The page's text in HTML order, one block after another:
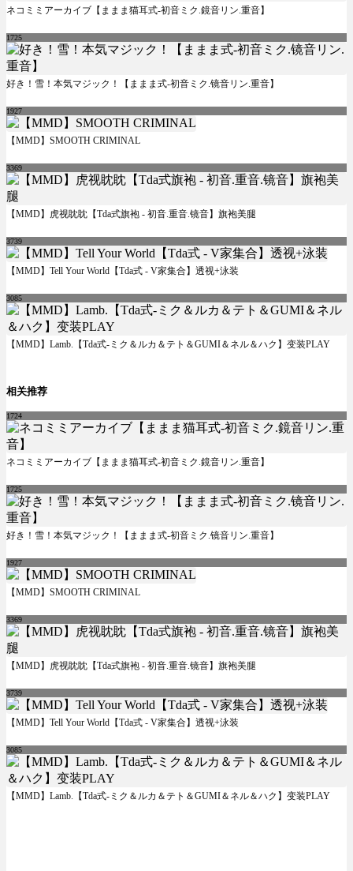
ネコミミアーカイブ【ままま猫耳式-初音ミク.鏡音リン.重音】
1725
好き！雪！本気マジック！【ままま式-初音ミク.镜音リン.重音】
1927
【MMD】SMOOTH CRIMINAL
3369
【MMD】虎视眈眈【Tda式旗袍 - 初音.重音.镜音】旗袍美腿
3739
【MMD】Tell Your World【Tda式 - V家集合】透视+泳装
3085
【MMD】Lamb.【Tda式-ミク＆ルカ＆テト＆GUMI＆ネル＆ハク】变装PLAY
相关推荐
1724
ネコミミアーカイブ【ままま猫耳式-初音ミク.鏡音リン.重音】
1725
好き！雪！本気マジック！【ままま式-初音ミク.镜音リン.重音】
1927
【MMD】SMOOTH CRIMINAL
3369
【MMD】虎视眈眈【Tda式旗袍 - 初音.重音.镜音】旗袍美腿
3739
【MMD】Tell Your World【Tda式 - V家集合】透视+泳装
3085
【MMD】Lamb.【Tda式-ミク＆ルカ＆テト＆GUMI＆ネル＆ハク】变装PLAY